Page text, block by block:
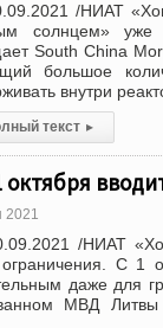
/НИАТ
солнцем»
South China
большое
внутри
текст ▸
октября
2021
/НИАТ
ограничения. С 1
даже для
МВД